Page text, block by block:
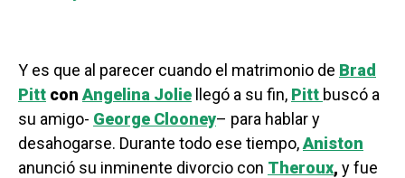
Y es que al parecer cuando el matrimonio de Brad
Pitt con Angelina Jolie llegó a su fin, Pitt buscó a
su amigo- George Clooney– para hablar y
desahogarse. Durante todo ese tiempo,Aniston
anunció su inminente divorcio con Theroux, y fue